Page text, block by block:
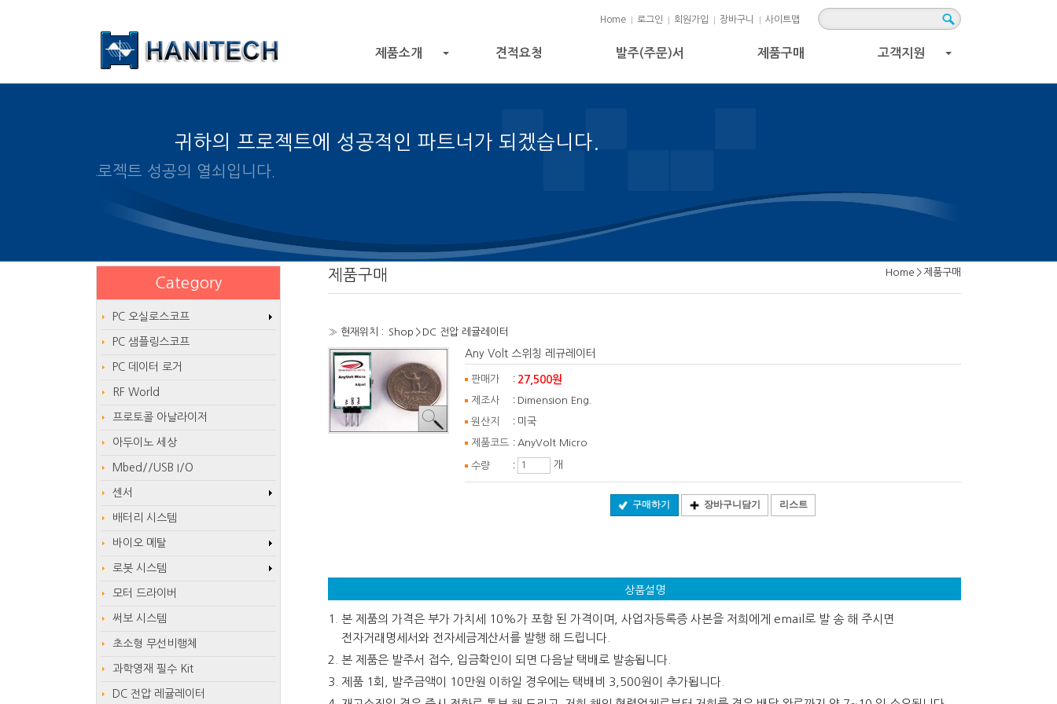
Home 로그인 회원가입 장바구니 사이트맵
제품소개 견적요청 발주(주문)서 제품구매 고객지원
귀하의 프로젝트에 성공적인 파트너가 되겠습니다.
알맞은 제품의 선택은 프로젝트 성공의 열쇠입니다.
Home > 제품구매
제품구매
» 현재위치 : Shop > DC 전압 레귤레이터
Any Volt 스위칭 레규레이터
판매가 : 27,500원
제조사 : Dimension Eng.
원산지 : 미국
제품코드 : AnyVolt Micro
수량 : 개
구매하기 장바구니담기 리스트
상품설명
본 제품의 가격은 부가 가치세 10%가 포함 된 가격이며, 사업자등록증 사본을 저희에게 email로 발 송 해 주시면
전자거래명세서와 전자세금계산서를 발행 해 드립니다.
본 제품은 발주서 접수, 입금확인이 되면 다음날 택배로 발송됩니다.
제품 1회, 발주금액이 10만원 이하일 경우에는 택배비 3,500원이 추가됩니다.
Category
PC 오실로스코프
PC 샘플링스코프
PC 데이터 로거
RF World
프로토콜 아날라이저
아두이노 세상
Mbed//USB I/O
센서
배터리 시스템
바이오 메탈
로봇 시스템
모터 드라이버
써보 시스템
초소형 무선비행체
과학영재 필수 Kit
DC 전압 레귤레이터